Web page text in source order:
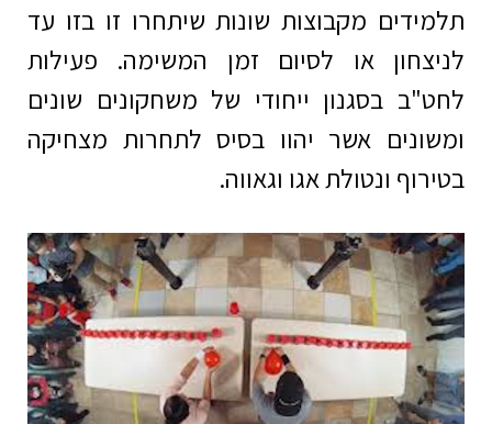
תלמידים מקבוצות שונות שיתחרו זו בזו עד
לניצחון או לסיום זמן המשימה. פעילות
לחט"ב בסגנון ייחודי של משחקונים שונים
ומשונים אשר יהוו בסיס לתחרות מצחיקה
בטירוף ונטולת אגו וגאווה.